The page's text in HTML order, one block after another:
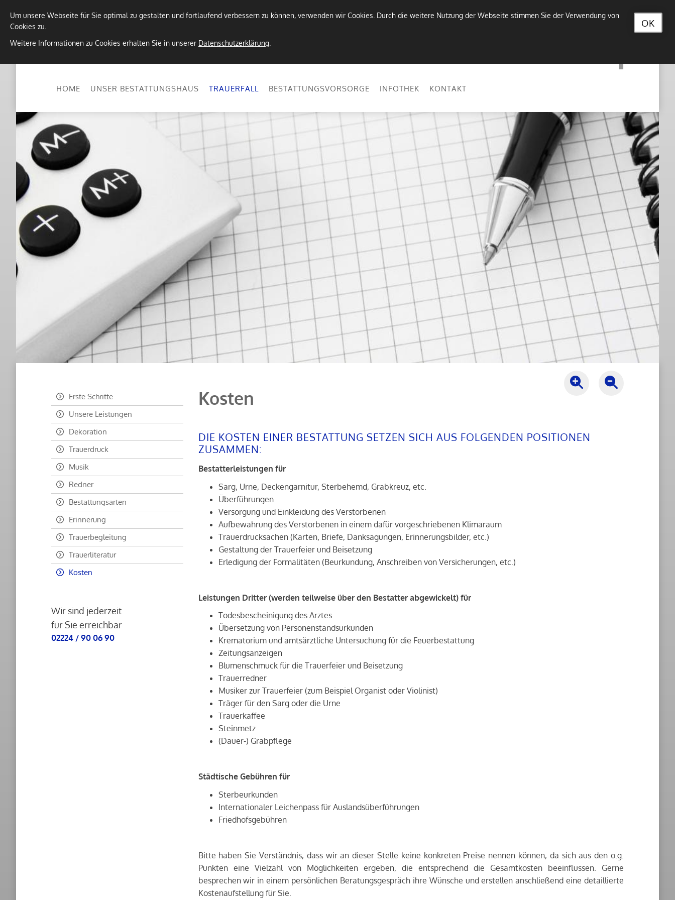
HOME UNSER BESTATTUNGSHAUS TRAUERFALL BESTATTUNGSVORSORGE INFOTHEK KONTAKT
Erste Schritte
Unsere Leistungen
Dekoration
Trauerdruck
Musik
Redner
Bestattungsarten
Erinnerung
Trauerbegleitung
Trauerliteratur
Kosten
Wir sind jederzeit
für Sie erreichbar
02224 / 90 06 90
Kosten
DIE KOSTEN EINER BESTATTUNG SETZEN SICH AUS FOLGENDEN POSITIONEN
ZUSAMMEN:
Bestatterleistungen für
Sarg, Urne, Deckengarnitur, Sterbehemd, Grabkreuz, etc.
Überführungen
Versorgung und Einkleidung des Verstorbenen
Aufbewahrung des Verstorbenen in einem dafür vorgeschriebenen Klimaraum
Trauerdrucksachen (Karten, Briefe, Danksagungen, Erinnerungsbilder, etc.)
Gestaltung der Trauerfeier und Beisetzung
Erledigung der Formalitäten (Beurkundung, Anschreiben von Versicherungen, etc.)
Leistungen Dritter (werden teilweise über den Bestatter abgewickelt) für
Todesbescheinigung des Arztes
Übersetzung von Personenstandsurkunden
Krematorium und amtsärztliche Untersuchung für die Feuerbestattung
Zeitungsanzeigen
Blumenschmuck für die Trauerfeier und Beisetzung
Trauerredner
Musiker zur Trauerfeier (zum Beispiel Organist oder Violinist)
Träger für den Sarg oder die Urne
Trauerkaffee
Steinmetz
(Dauer-) Grabpflege
Städtische Gebühren für
Sterbeurkunden
Internationaler Leichenpass für Auslandsüberführungen
Friedhofsgebühren
Bitte haben Sie Verständnis, dass wir an dieser Stelle keine konkreten Preise nennen können, da sich aus den o.g.
Punkten eine Vielzahl von Möglichkeiten ergeben, die entsprechend die Gesamtkosten beeinflussen. Gerne
besprechen wir in einem persönlichen Beratungsgespräch ihre Wünsche und erstellen anschließend eine detaillierte
Kostenaufstellung für Sie.
OK
Um unsere Webseite für Sie optimal zu gestalten und fortlaufend verbessern zu können, verwenden wir Cookies. Durch die weitere Nutzung der Webseite stimmen Sie der Verwendung von
Cookies zu.
Weitere Informationen zu Cookies erhalten Sie in unserer Datenschutzerklärung